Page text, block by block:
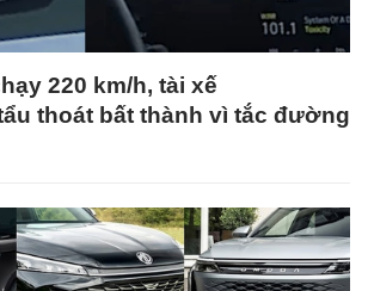
220 km/h, tài xế
thoát bất thành vì tắc đường